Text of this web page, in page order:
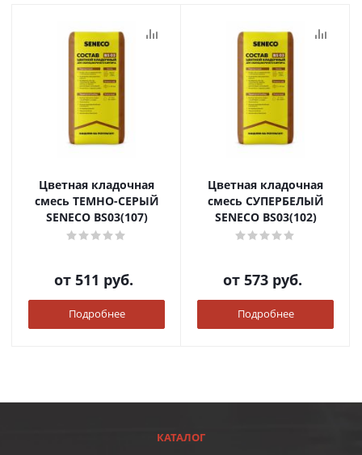
Цветная кладочная
смесь ТЕМНО-СЕРЫЙ
SENECO BS03(107)
от 511 руб.
Подробнее
Цветная кладочная
смесь СУПЕРБЕЛЫЙ
SENECO BS03(102)
от 573 руб.
Подробнее
КАТАЛОГ